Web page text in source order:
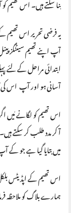
یہ فرضی تحریر اس تھیم
آپ اپنے تھیم سیٹنگز
ابتدائی مراحل کے لئے
آسانی ہو اور آپ اس کی
اس تھیم کو لگانے
آ کر مدد طلب کر سکتے
میں بتایا گیا ہے جو کے
اس تھیم کے اپڈیٹس
ہمارے بلاگ کو ملاحظہ